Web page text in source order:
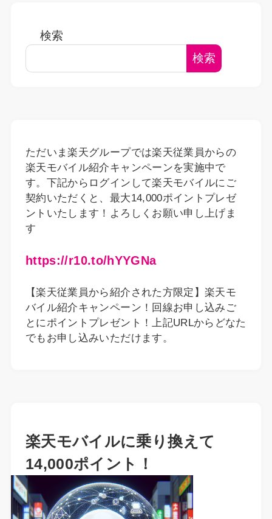
検索
検索
ただいま楽天グループでは楽天従業員からの
楽天モバイル紹介キャンペーンを実施中で
す。下記からログインして楽天モバイルにご
契約いただくと、最大14,000ポイントプレゼ
ントいたします！よろしくお願い申し上げま
す
https://r10.to/hYYGNa
【楽天従業員から紹介された方限定】楽天モ
バイル紹介キャンペーン！回線お申し込みご
とにポイントプレゼント！上記URLからどなた
でもお申し込みいただけます。
楽天モバイルに乗り換えて
14,000ポイント！